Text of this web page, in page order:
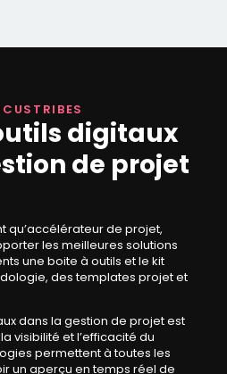
digitaux
de projet
qu’accélérateur de projet,
les meilleures solutions
une boite à outils et le kit
des templates projet et
dans la gestion de projet est
visibilité et l’efficacité du
permettent à toutes les
un aperçu en temps réel de